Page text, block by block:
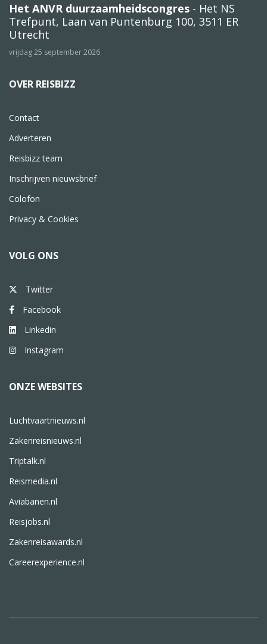
Het ANVR duurzaamheidscongres - Het NS
Trefpunt, Laan van Puntenburg 100, 3511 ER
Utrecht
vrijdag 25 september 2026
OVER REISBIZZ
Contact
Adverteren
Reisbizz team
Inschrijven nieuwsbrief
Colofon
Privacy & Cookies
VOLG ONS
Twitter
Facebook
Linkedin
Instagram
ONZE WEBSITES
Luchtvaartnieuws.nl
Zakenreisnieuws.nl
Triptalk.nl
Reismedia.nl
Aviabanen.nl
Reisjobs.nl
Zakenreisawards.nl
Careerexperience.nl